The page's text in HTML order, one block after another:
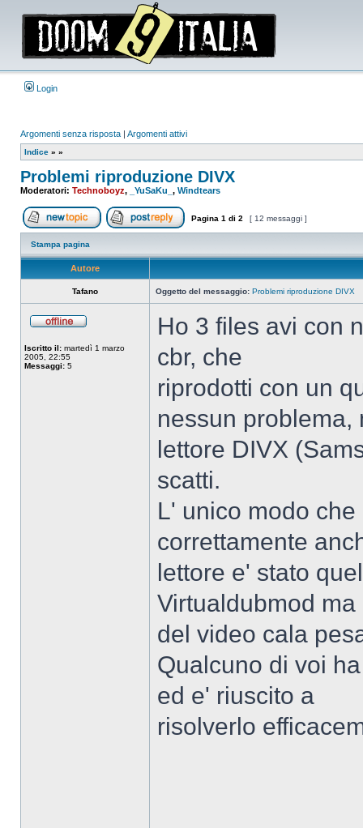
Login
Argomenti senza risposta | Argomenti attivi
Indice » »
Problemi riproduzione DIVX
Moderatori: Technoboyz, _YuSaKu_ , Windtears
Apri un nuovo argomentoRispondi all’argomento
Pagina 1 di 2 [ 12 messaggi ]
Stampa pagina
Autore
Tafano Oggetto del messaggio: Problemi riproduzione DIVX
Iscritto il: martedì 1 marzo
2005, 22:55
Messaggi: 5
Ho 3 files avi con
cbr, che
riprodotti con un
nessun
lettore DIVX
scatti.
L' unico modo
correttamente
lettore e' stato
Virtualdubmod
del video cala
Qualcuno di voi
ed e' riuscito a
risolverlo